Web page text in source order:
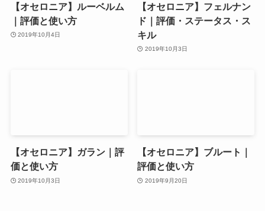
【オセロニア】ルーベルム
｜評価と使い方
2019年10月4日
【オセロニア】フェルナン
ド｜評価・ステータス・ス
キル
2019年10月3日
【オセロニア】ガラン｜評
価と使い方
2019年10月3日
【オセロニア】ブルート｜
評価と使い方
2019年9月20日